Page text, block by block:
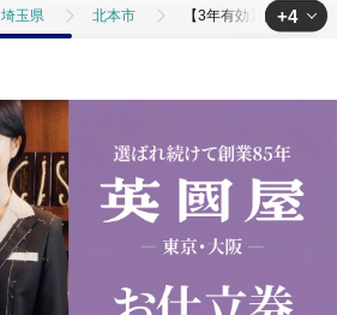
埼玉県 北本市 【3年有効】銀座英國
【3年有効】銀座英國屋 英国屋 レディースオ
服 【3年有効】銀座英國屋 英国屋 レ
その他ファッション 【3年有効】銀座英
+4